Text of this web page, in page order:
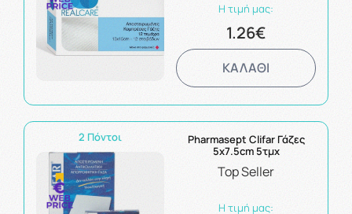
Η τιμή μας:
1.26€
ΚΑΛΑΘΙ
2 Πόντοι
Pharmasept Clifar Γάζες
5x7.5cm 5τμχ
Top Seller
Η τιμή μας: